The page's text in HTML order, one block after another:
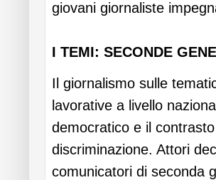
giovani giornaliste
I TEMI: SECONDE
Il giornalismo sulle
lavorative a livello
democratico e il
discriminazione. Attori
comunicatori di seconda